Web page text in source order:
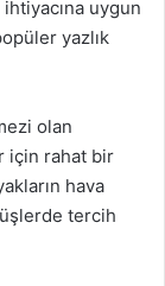
uygun
yazlık
olan
için rahat bir
hava
tercih